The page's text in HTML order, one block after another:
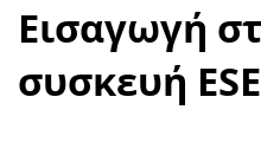
Εισαγωγή
συσκευή